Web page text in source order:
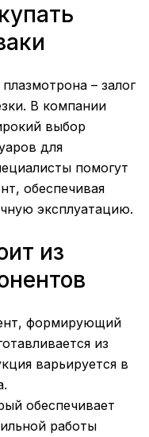
– залог
В компании
выбор
для
помогут
обеспечивая
эксплуатацию.
из
формирующий
из
варьируется в
обеспечивает
работы